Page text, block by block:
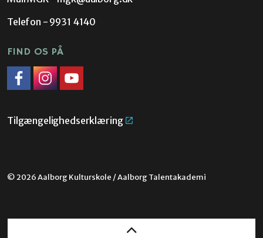
Telefon - 9931 4140
FIND OS PÅ
Tilgængelighedserklæring
© 2026 Aalborg Kulturskole / Aalborg Talentakademi